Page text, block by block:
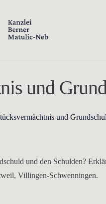
und
und
und den Schulden?
Villingen-Schwenningen.